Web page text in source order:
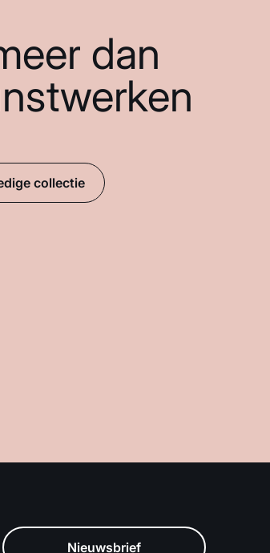
dan
collectie
Nieuwsbrief